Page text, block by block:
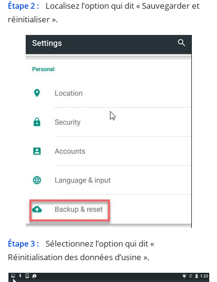
Étape 2 :
Localisez l’option qui dit « Sauvegarder et
réinitialiser ».
Étape 3 :
Sélectionnez l’option qui dit «
Réinitialisation des données d’usine ».